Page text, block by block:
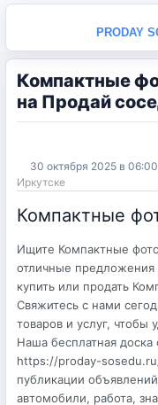
PRODAY
Компактные
на Продай
30 октября 2025 в 06:00
Иркутске
Компактные
Ищите Компактные
отличные предложения
купить или продать
Свяжитесь с нами
товаров и услуг, чтобы
Наша бесплатная
https://proday-
публикации
автомобили, работа,